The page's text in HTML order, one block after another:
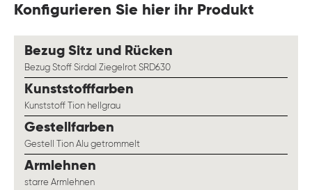
Konfigurieren Sie hier ihr Produkt
Bezug Sitz und Rücken
Bezug Stoff Sirdal Ziegelrot SRD630
Kunststofffarben
Kunststoff Tion hellgrau
Gestellfarben
Gestell Tion Alu getrommelt
Armlehnen
starre Armlehnen